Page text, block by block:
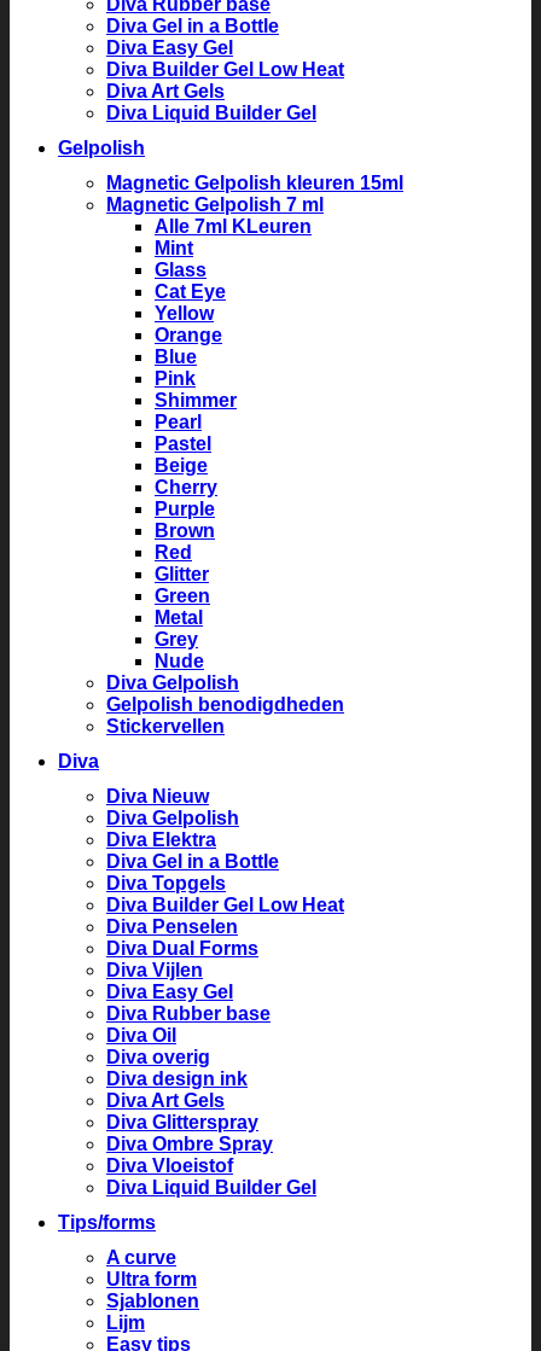
Diva Rubber base
Diva Gel in a Bottle
Diva Easy Gel
Diva Builder Gel Low Heat
Diva Art Gels
Diva Liquid Builder Gel
Gelpolish
Magnetic Gelpolish kleuren 15ml
Magnetic Gelpolish 7 ml
Alle 7ml KLeuren
Mint
Glass
Cat Eye
Yellow
Orange
Blue
Pink
Shimmer
Pearl
Pastel
Beige
Cherry
Purple
Brown
Red
Glitter
Green
Metal
Grey
Nude
Diva Gelpolish
Gelpolish benodigdheden
Stickervellen
Diva
Diva Nieuw
Diva Gelpolish
Diva Elektra
Diva Gel in a Bottle
Diva Topgels
Diva Builder Gel Low Heat
Diva Penselen
Diva Dual Forms
Diva Vijlen
Diva Easy Gel
Diva Rubber base
Diva Oil
Diva overig
Diva design ink
Diva Art Gels
Diva Glitterspray
Diva Ombre Spray
Diva Vloeistof
Diva Liquid Builder Gel
Tips/forms
A curve
Ultra form
Sjablonen
Lijm
Easy tips